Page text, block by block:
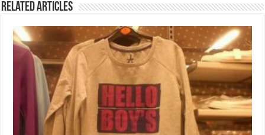
Related Articles